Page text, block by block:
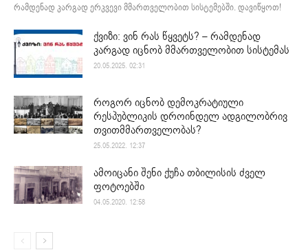
რამდენად კარგად ერკვევი მმართველობით სისტემებში. დავიწყოთ!
ქვიზი: ვინ რას წყვეტს? – რამდენად
კარგად იცნობ მმართველობით სისტემას
20.05.2025. 02:31
როგორ იცნობ დემოკრატიული
რესპუბლიკის დროინდელ ადგილობრივ
თვითმმართველობას?
25.05.2022. 12:37
ამოიცანი შენი ქუჩა თბილისის ძველ
ფოტოებში
04.05.2020. 12:58